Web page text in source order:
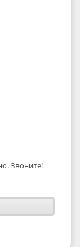
Звоните!